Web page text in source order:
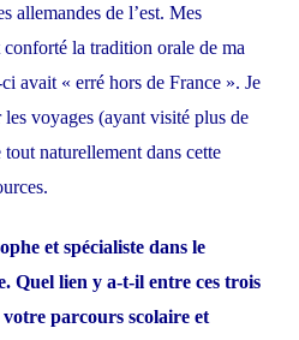
allemandes de l’est. Mes
la tradition orale de ma
avait « erré hors de France ». Je
voyages (ayant visité plus de
naturellement dans cette
et spécialiste dans le
Quel lien y a-t-il entre ces trois
parcours scolaire et